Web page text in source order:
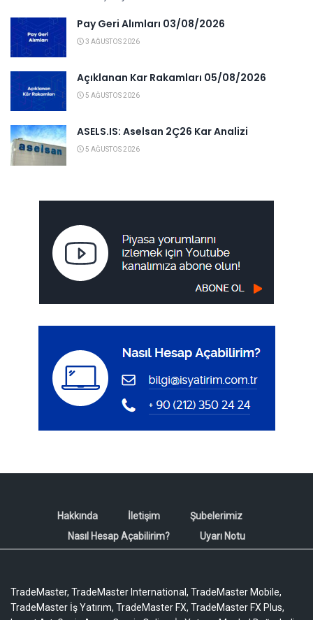
Pay Geri Alımları 03/08/2026
3 AĞUSTOS 2026
Açıklanan Kar Rakamları 05/08/2026
5 AĞUSTOS 2026
ASELS.IS: Aselsan 2Ç26 Kar Analizi
5 AĞUSTOS 2026
Hakkında İletişim
Şubelerimiz
Nasıl Hesap Açabilirim?
Uyarı Notu
TradeMaster, TradeMaster International, TradeMaster Mobile,
TradeMaster İş Yatırım, TradeMaster FX, TradeMaster FX Plus,